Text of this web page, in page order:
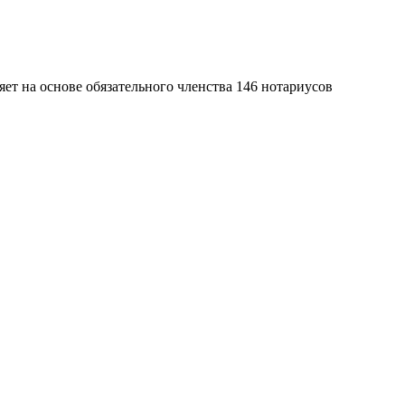
на основе обязательного членства 146 нотариусов